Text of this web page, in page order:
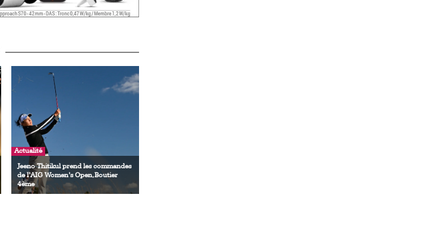
Actualité
Jeeno Thitikul prend les commandes
de l’AIG Women’s Open, Boutier
4ème